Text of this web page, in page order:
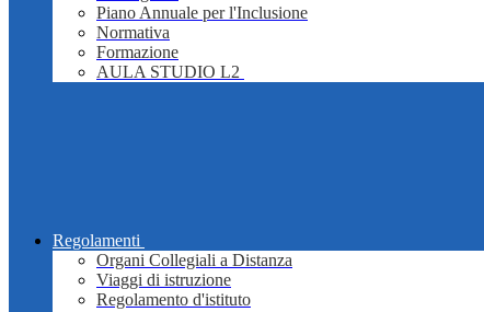
Piano Annuale per l'Inclusione
Normativa
Formazione
AULA STUDIO L2
Regolamenti
Organi Collegiali a Distanza
Viaggi di istruzione
Regolamento d'istituto